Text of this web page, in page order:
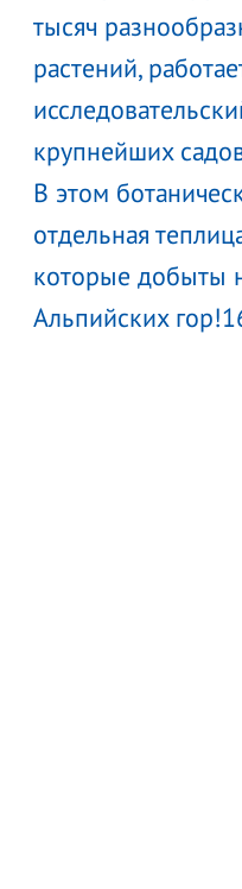
тысяч
растений,
крупнейших
В этом
отдельная
которые добыты
Альпийских гор!